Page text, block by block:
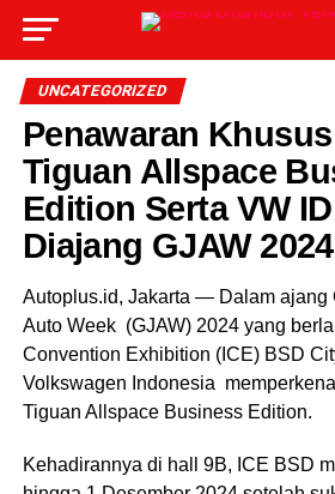
UNCATEGORIZED
Penawaran
Tiguan Allspace
Edition Serta VW
Diajang GJAW 2024
Autoplus.id, Jakarta — Dalam ajang
Auto Week (GJAW) 2024 yang
Convention Exhibition (ICE) BSD
Volkswagen Indonesia
Tiguan Allspace Business Edition.
Kehadirannya di hall 9B, ICE BSD